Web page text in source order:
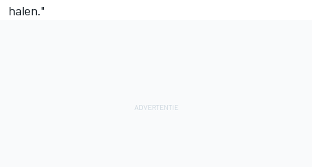
halen."